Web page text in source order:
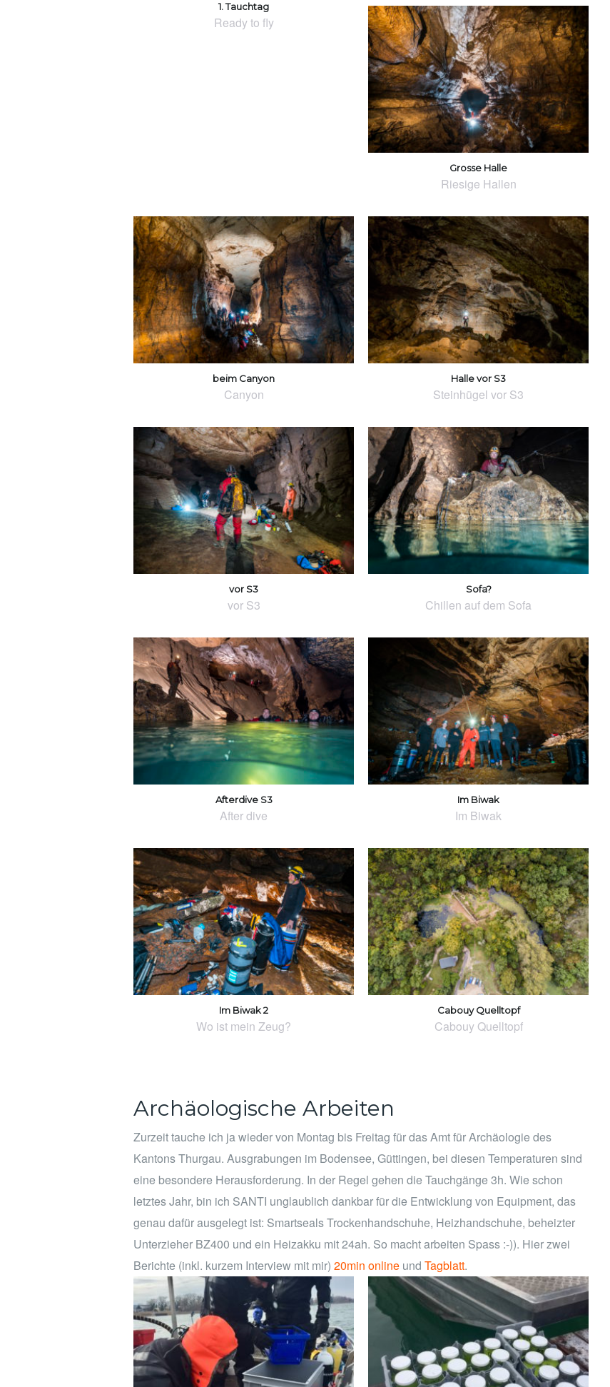
1. Tauchtag
Ready to fly
Grosse Halle
Riesige Hallen
beim Canyon
Canyon
Halle vor S3
Steinhügel vor S3
vor S3
vor S3
Sofa?
Chillen auf dem Sofa
Afterdive S3
After dive
Im Biwak
Im Biwak
Im Biwak 2
Wo ist mein Zeug?
Cabouy Quelltopf
Cabouy Quelltopf
Archäologische Arbeiten
Zurzeit tauche ich ja wieder von Montag bis Freitag für das Amt für Archäologie des
Kantons Thurgau. Ausgrabungen im Bodensee, Güttingen, bei diesen Temperaturen sind
eine besondere Herausforderung. In der Regel gehen die Tauchgänge 3h. Wie schon
letztes Jahr, bin ich SANTI unglaublich dankbar für die Entwicklung von Equipment, das
genau dafür ausgelegt ist: Smartseals Trockenhandschuhe, Heizhandschuhe, beheizter
Unterzieher BZ400 und ein Heizakku mit 24ah. So macht arbeiten Spass :-)). Hier zwei
Berichte (inkl. kurzem Interview mit mir) 20min online und Tagblatt.